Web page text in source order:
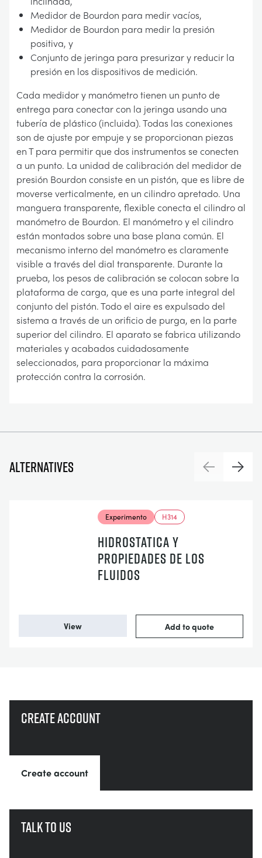
Medidor de Bourdon para medir vacíos,
Medidor de Bourdon para medir la presión
positiva, y
Conjunto de jeringa para presurizar y reducir la
presión en los dispositivos de medición.
Cada medidor y manómetro tienen un punto de
entrega para conectar con la jeringa usando una
tubería de plástico (incluida). Todas las conexiones
son de ajuste por empuje y se proporcionan piezas
en T para permitir que dos instrumentos se conecten
a un punto. La unidad de calibración del medidor de
presión Bourdon consiste en un pistón, que es libre de
moverse verticalmente, en un cilindro apretado. Una
manguera transparente, flexible conecta el cilindro al
manómetro de Bourdon. El manómetro y el cilindro
están montados sobre una base plana común. El
mecanismo interno del manómetro es claramente
visible a través del dial transparente. Durante la
prueba, los pesos de calibración se colocan sobre la
plataforma de carga, que es una parte integral del
conjunto del pistón. Todo el aire es expulsado del
sistema a través de un orificio de purga, en la parte
superior del cilindro. El aparato se fabrica utilizando
materiales y acabados cuidadosamente
seleccionados, para proporcionar la máxima
protección contra la corrosión.
Alternatives PreviousNext
Experimento H314
HIDROSTATICA Y
PROPIEDADES DE LOS
FLUIDOS
View Add to quote
Create account
Create account
Talk to us